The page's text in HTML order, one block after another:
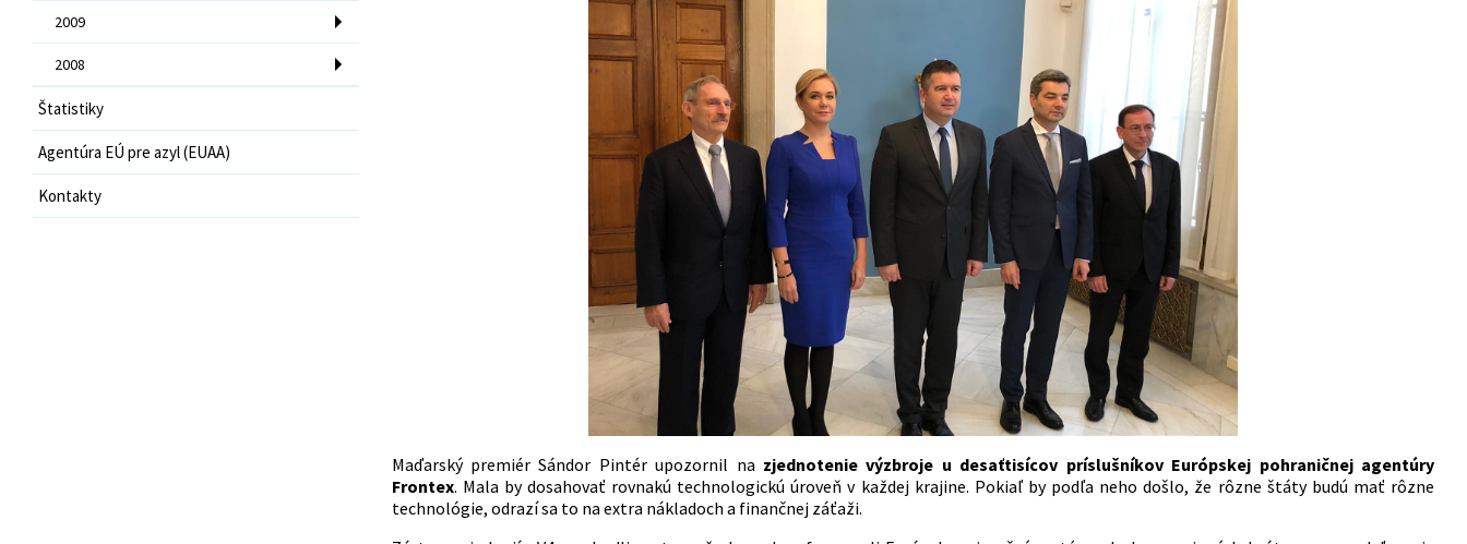
2009
2008
Štatistiky
Agentúra EÚ pre azyl (EUAA)
Kontakty
Maďarský premiér Sándor Pintér upozornil na zjednotenie výzbroje u desaťtisícov príslušníkov Európskej pohraničnej agentúry
Frontex. Mala by dosahovať rovnakú technologickú úroveň v každej krajine. Pokiaľ by podľa neho došlo, že rôzne štáty budú mať rôzne
technológie, odrazí sa to na extra nákladoch a finančnej záťaži.